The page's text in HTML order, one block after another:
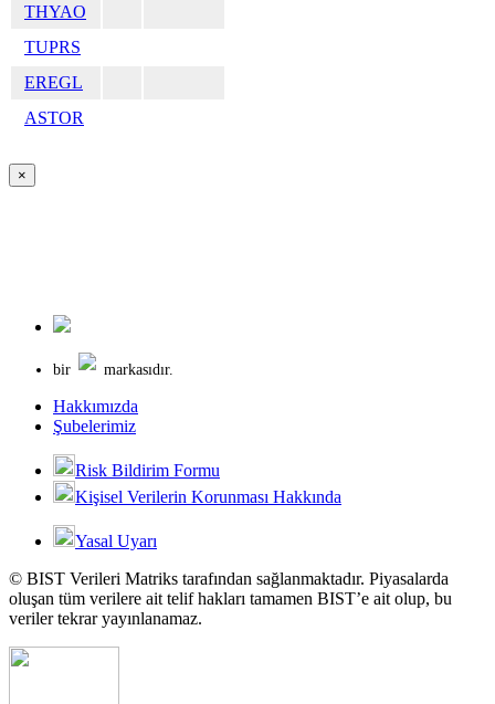
THYAO
TUPRS
EREGL
ASTOR
×
bir markasıdır.
Hakkımızda
Şubelerimiz
Risk Bildirim Formu
Kişisel Verilerin Korunması Hakkında
Yasal Uyarı
© BIST Verileri Matriks tarafından sağlanmaktadır. Piyasalarda
oluşan tüm verilere ait telif hakları tamamen BIST’e ait olup, bu
veriler tekrar yayınlanamaz.